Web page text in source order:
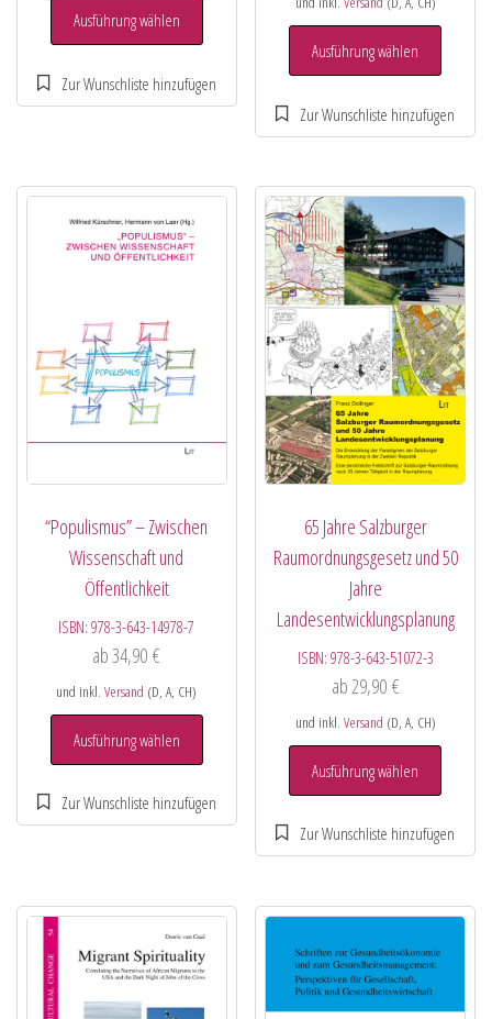
Ausführung wählen
Ausführung wählen
“Populismus” – Zwischen
Wissenschaft und
Öffentlichkeit
ISBN:978-3-643-14978-7
ab34,90€
und inkl.Versand (D, A, CH)
Ausführung wählen
65 Jahre Salzburger
Raumordnungsgesetz und 50
Jahre
Landesentwicklungsplanung
ISBN: 978-3-643-51072-3
ab 29,90 €
und inkl. Versand (D, A, CH)
Ausführung wählen